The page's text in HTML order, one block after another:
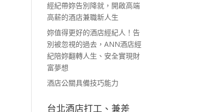
經紀帶妳告別降就，開啟高端
高薪的酒店兼職新人生
妳值得更好的酒店經紀人！告
別被忽視的過去，ANN酒店經
紀陪妳翻轉人生、安全實現財
富夢想
酒店公關具備技巧能力
台北酒店打工、兼差